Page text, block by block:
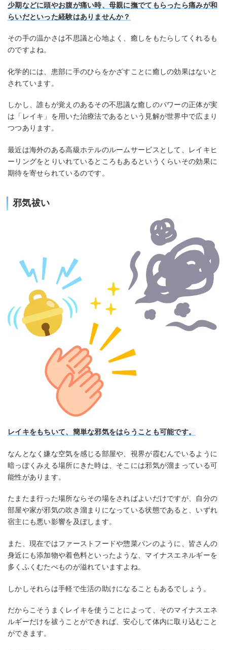
少期などに頭やお腹が痛い時、母親に撫でてもらったら痛みが和
らいだといった経験はありませんか？
その手の温かさは不思議と心地よく、癒しをもたらしてくれるも
のですよね。
化学的には、患部に手のひらをかざすことに癒しの効果はないと
されています。
しかし、誰もが覚えのあるその不思議な癒しのパワーの正体が実
は「レイキ」を用いた治療法であるという見解が世界中で広まり
つつあります。
最近は海外のある高級ホテルのルームサービスとして、レイキヒ
ーリングをとりいれているところもあるというくらいその効果に
期待を寄せられているのです。
邪気祓い
レイキをもちいて、簡単な邪気をはらうことも可能です。
なんとなく嫌な空気を感じる部屋や、視界が霞むんでいるように
暗っぽくみえる場所にきた時は、そこには邪気が溜まっている可
能性があります。
たまたま行った場所ならその場をさればよいだけですが、自分の
部屋や家が邪気の吹き溜まりになっている状態であると、いずれ
宿主にも悪い影響を及ぼします。
また、現在ではファーストフードや惣菜パンのように、皆さんの
身近にも添加物や着色料といったような、マイナスエネルギーを
多くふくむたべものが溢れていますよね。
しかしそれらは手軽で生活の助けになることもあるでしょう。
だからこそうまくレイキを使うことによって、そのマイナスエネ
ルギーだけを祓うことができれば、安心して体内に取り込むこと
ができます。